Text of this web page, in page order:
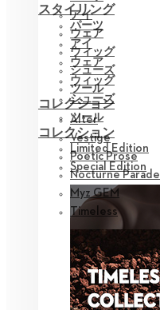
スタイリング
パーツ
アイ
ウェア
ウィッグ
シューズ
ツール
コレクション
Limited Edition
Special Edition
アイ
ウェア
ウィッグ
シューズ
ツール
コレクション
Alter
Vestige
Poetic Prose
Nocturne Parade
Myz GEM
Timeless